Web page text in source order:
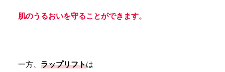
肌のうるおいを守ることができます。
一方、 ラップリフトは